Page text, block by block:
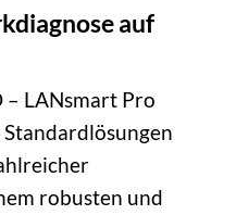
auf
– LANsmart Pro
robusten und